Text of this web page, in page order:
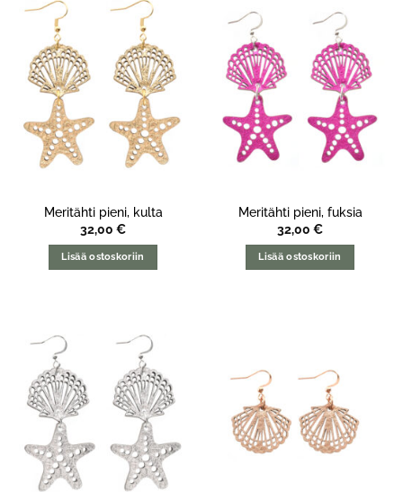
Meritähti pieni, kulta
32,00 €
Lisää ostoskoriin
Meritähti pieni, fuksia
32,00 €
Lisää ostoskoriin